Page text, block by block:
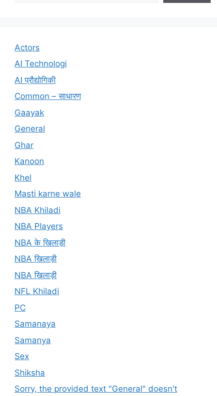
Actors
AI Technologi
AI प्रौद्योगिकी
Common – साधारण
Gaayak
General
Ghar
Kanoon
Khel
Masti karne wale
NBA Khiladi
NBA Players
NBA के खिलाड़ी
NBA खिलाड़ी
NBA खिलाड़ी
NFL Khiladi
PC
Samanaya
Samanya
Sex
Shiksha
Sorry, the provided text "General" doesn't